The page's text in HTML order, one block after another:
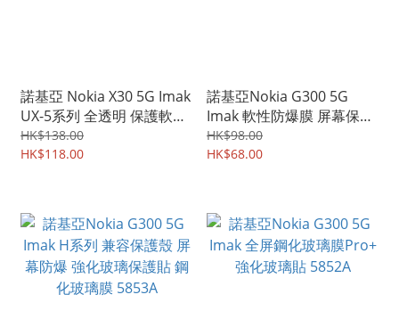
諾基亞 Nokia X30 5G Imak
UX-5系列 全透明 保護軟套
手機軟殼Case 2343A
HK$138.00
HK$118.00
諾基亞Nokia G300 5G
Imak 軟性防爆膜 屏幕保護
貼 防花膜 防刮TPU膠貼
5854A
HK$98.00
HK$68.00